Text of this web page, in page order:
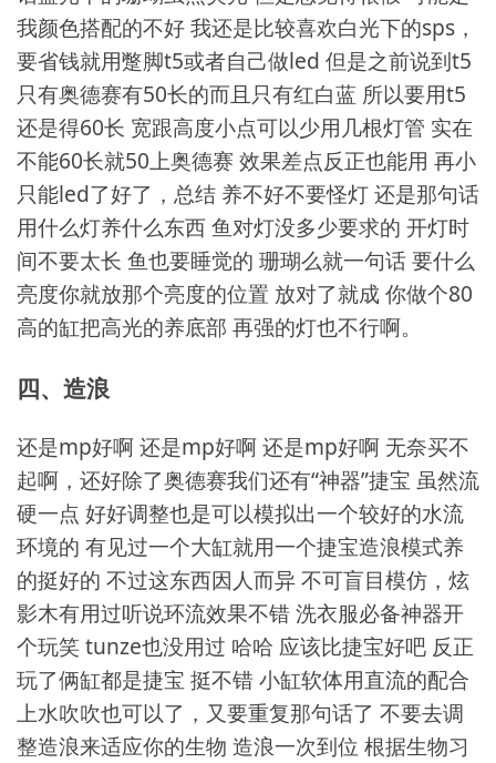
我颜色搭配的不好 我还是比较喜欢白光下的sps，
要省钱就用蹩脚t5或者自己做led 但是之前说到t5
只有奥德赛有50长的而且只有红白蓝 所以要用t5
还是得60长 宽跟高度小点可以少用几根灯管 实在
不能60长就50上奥德赛 效果差点反正也能用 再小
只能led了好了，总结 养不好不要怪灯 还是那句话
用什么灯养什么东西 鱼对灯没多少要求的 开灯时
间不要太长 鱼也要睡觉的 珊瑚么就一句话 要什么
亮度你就放那个亮度的位置 放对了就成 你做个80
高的缸把高光的养底部 再强的灯也不行啊。
四、造浪
还是mp好啊 还是mp好啊 还是mp好啊 无奈买不
起啊，还好除了奥德赛我们还有“神器”捷宝 虽然流
硬一点 好好调整也是可以模拟出一个较好的水流
环境的 有见过一个大缸就用一个捷宝造浪模式养
的挺好的 不过这东西因人而异 不可盲目模仿，炫
影木有用过听说环流效果不错 洗衣服必备神器开
个玩笑 tunze也没用过 哈哈 应该比捷宝好吧 反正
玩了俩缸都是捷宝 挺不错 小缸软体用直流的配合
上水吹吹也可以了，又要重复那句话了 不要去调
整造浪来适应你的生物 造浪一次到位 根据生物习